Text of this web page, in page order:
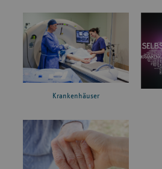
Krankenhäuser